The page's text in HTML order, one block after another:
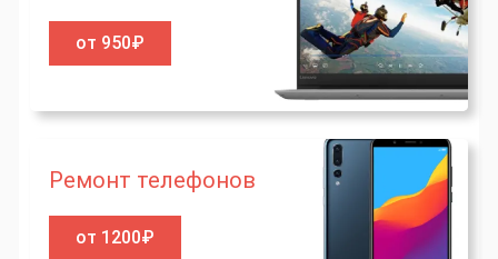
от 950₽
Ремонт телефонов
от 1200₽